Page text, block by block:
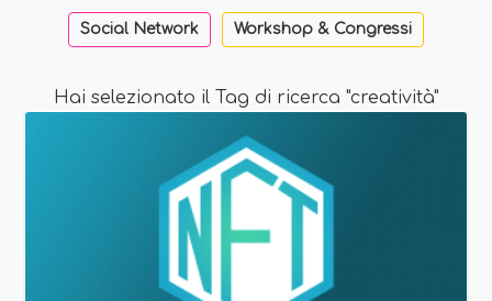
Social Network Workshop & Congressi
Hai selezionato il Tag di ricerca "creatività"